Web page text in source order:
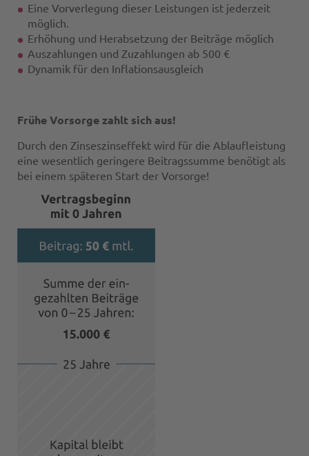
Eine Vorverlegung dieser Leistungen ist jederzeit
möglich.
Erhöhung und Herabsetzung der Beiträge möglich
Auszahlungen und Zuzahlungen ab 500 €
Dynamik für den Inflationsausgleich
Frühe Vorsorge zahlt sich aus!
Durch den Zinseszinseffekt wird für die Ablaufleistung
eine wesentlich geringere Beitragssumme benötigt als
bei einem späteren Start der Vorsorge!